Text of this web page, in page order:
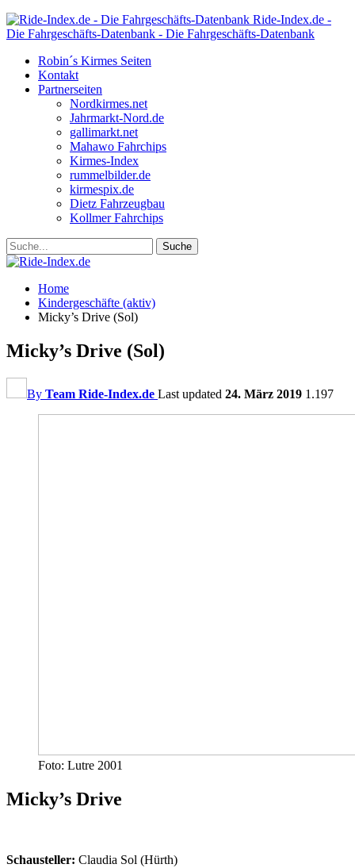
Ride-Index.de -
Die Fahrgeschäfts-Datenbank - Die Fahrgeschäfts-Datenbank
Robin´s Kirmes Seiten
Kontakt
Partnerseiten
Nordkirmes.net
Jahrmarkt-Nord.de
gallimarkt.net
Mahawo Fahrchips
Kirmes-Index
rummelbilder.de
kirmespix.de
Dietz Fahrzeugbau
Kollmer Fahrchips
Home
Kindergeschäfte (aktiv)
Micky’s Drive (Sol)
Micky’s Drive (Sol)
By Team Ride-Index.de Last updated 24. März 2019 1.197
Foto: Lutre 2001
Micky’s Drive
Schausteller: Claudia Sol (Hürth)